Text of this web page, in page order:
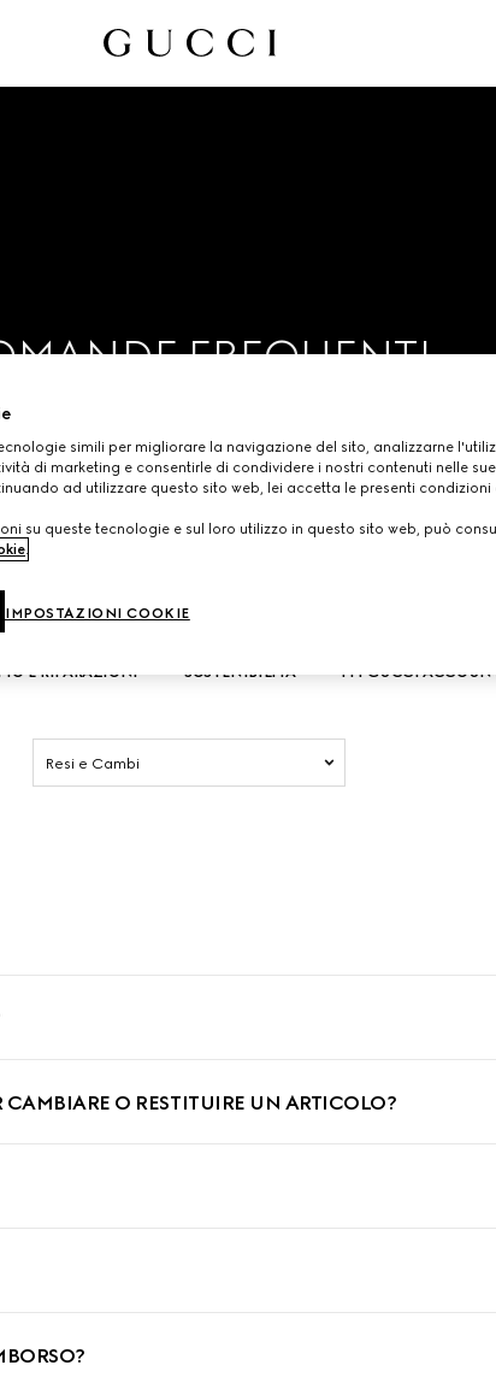
FREQUENTI
SUL PRODOTTO
E RIPARAZIONI SOSTENIBILITÀ MY GUCCI
Resi e Cambi
O RESTITUIRE UN ARTICOLO?
simili per migliorare la navigazione del sito, analizzarne
di marketing e consentirle di condividere i nostri contenuti nelle
ad utilizzare questo sito web, lei accetta le presenti condizioni
su queste tecnologie e sul loro utilizzo in questo sito web, può
IMPOSTAZIONI COOKIE